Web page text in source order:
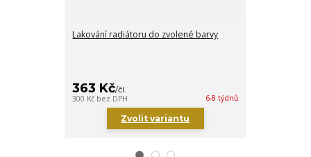
Lakování radiátoru do zvolené barvy
363 Kč/čl.
300 Kč bez DPH 6-8 týdnů
Zvolit variantu